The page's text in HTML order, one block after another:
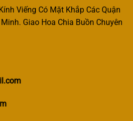
Viếng Có Mặt Khắp Các Quận
Giao Hoa Chia Buồn Chuyên